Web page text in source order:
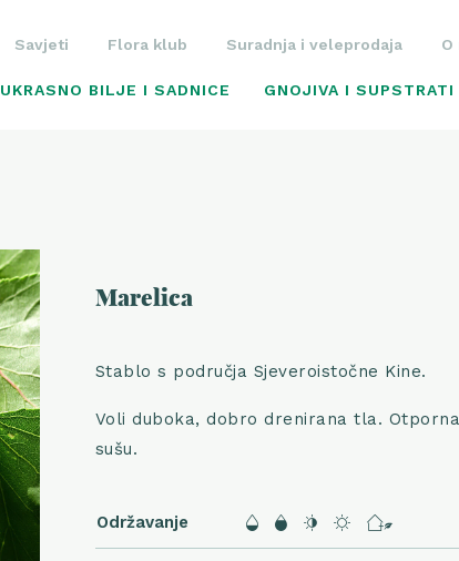
Savjeti Flora klub Suradnja i veleprodaja O
UKRASNO BILJE I SADNICE GNOJIVA I SUPSTRATI
Marelica
Stablo s područja Sjeveroistočne Kine.
Voli duboka, dobro drenirana tla.
sušu.
Održavanje